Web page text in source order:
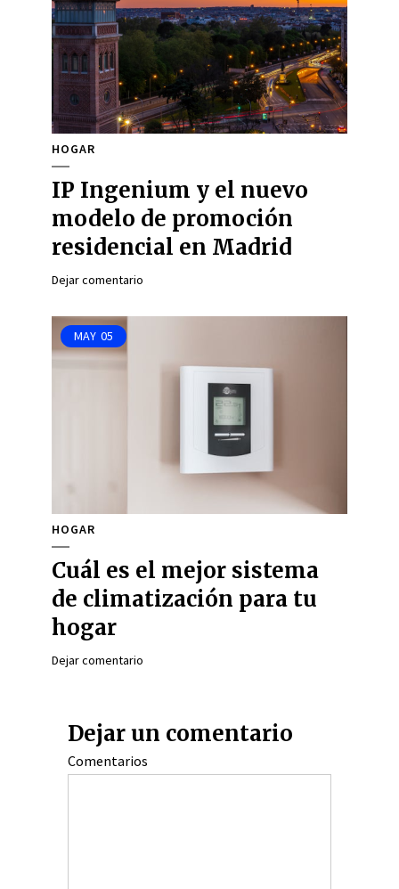
HOGAR
IP Ingenium y el nuevo
modelo de promoción
residencial en Madrid
Dejar comentario
MAY 05
HOGAR
Cuál es el mejor sistema
de climatización para tu
hogar
Dejar comentario
Dejar un comentario
Comentarios